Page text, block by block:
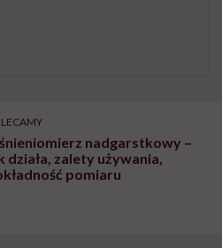
nadgarstkowy –
działa, zalety używania,
pomiaru